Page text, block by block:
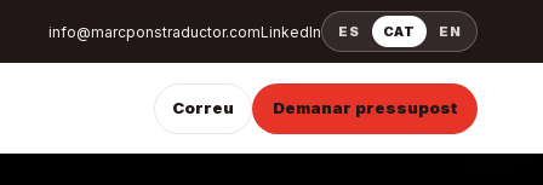
info@marcponstraductor.comLinkedIn ES CAT EN
Correu Demanar pressupost